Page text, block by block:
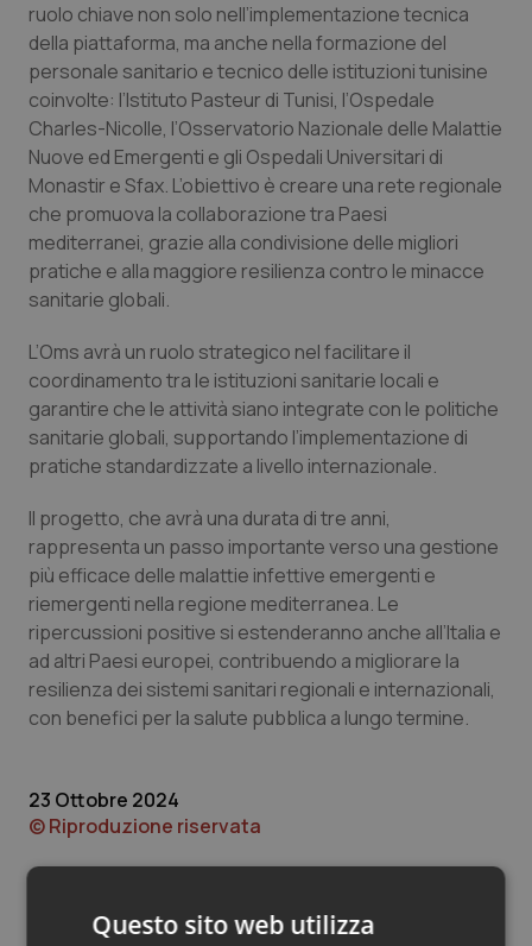
Provincia Autonoma di Trento
Puglia
Sardegna
Sicilia
Toscana
Umbria
Valle D’Aosta
Veneto
Ipertensione & Scompenso
Malattie rare
Malattia di Crohn & Rettocolite Ulcerosa
Neuroscienze & patologie neurodegenerative
Obesità
Oftalmologia
Oncodermatologia
Oncoematologia
Oncologia & Nutrizione
Psoriasi & pelle
Quotidiano Cardiologia
Quotidiano Chirurgia
Quotidiano Oncologia
Rene & patologie urogenitali
ruolo chiave non solo nell’implementazione tecnica
della piattaforma, ma anche nella formazione del
personale sanitario e tecnico delle istituzioni tunisine
coinvolte: l’Istituto Pasteur di Tunisi, l’Ospedale
Charles-Nicolle, l’Osservatorio Nazionale delle Malattie
Nuove ed Emergenti e gli Ospedali Universitari di
Monastir e Sfax. L’obiettivo è creare una rete regionale
che promuova la collaborazione tra Paesi
mediterranei, grazie alla condivisione delle migliori
pratiche e alla maggiore resilienza contro le minacce
sanitarie globali.
L’Oms avrà un ruolo strategico nel facilitare il
coordinamento tra le istituzioni sanitarie locali e
garantire che le attività siano integrate con le politiche
sanitarie globali, supportando l’implementazione di
pratiche standardizzate a livello internazionale.
Il progetto, che avrà una durata di tre anni,
rappresenta un passo importante verso una gestione
più efficace delle malattie infettive emergenti e
riemergenti nella regione mediterranea. Le
ripercussioni positive si estenderanno anche all’Italia e
ad altri Paesi europei, contribuendo a migliorare la
resilienza dei sistemi sanitari regionali e internazionali,
con benefici per la salute pubblica a lungo termine.
23 Ottobre 2024
© Riproduzione riservata
Questo sito web utilizza